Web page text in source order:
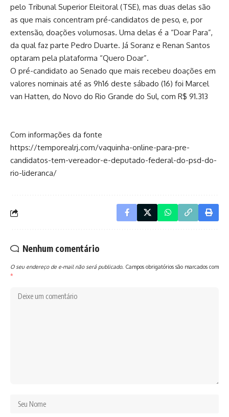
pelo Tribunal Superior Eleitoral (TSE), mas duas delas são
as que mais concentram pré-candidatos de peso, e, por
extensão, doações volumosas. Uma delas é a “Doar Para”,
da qual faz parte Pedro Duarte. Já Soranz e Renan Santos
optaram pela plataforma “Quero Doar”.
O pré-candidato ao Senado que mais recebeu doações em
valores nominais até as 9h16 deste sábado (16) foi Marcel
van Hatten, do Novo do Rio Grande do Sul, com R$ 91.313
Com informações da fonte
https://temporealrj.com/vaquinha-online-para-pre-
candidatos-tem-vereador-e-deputado-federal-do-psd-do-
rio-lideranca/
Nenhum comentário
O seu endereço de e-mail não será publicado. Campos obrigatórios são marcados com
*